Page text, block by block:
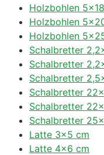
Holzbohlen
Holzbohlen
Holzbohlen
Schalbretter
Schalbretter
Schalbretter
Schalbretter
Schalbretter
Schalbretter
Latte 3×5 cm
Latte 4×6 cm